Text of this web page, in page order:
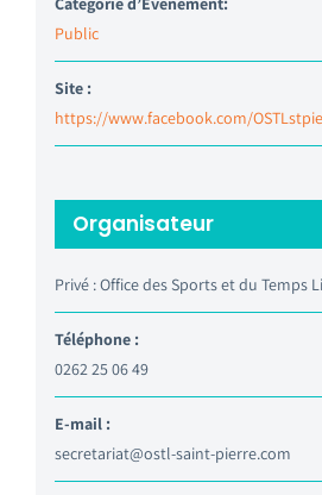
Public
Site :
https://www.facebook.com/
Organisateur
Privé : Office des Sports et du Temps
Téléphone :
0262 25 06 49
E-mail :
secretariat@ostl-saint-pierre.com